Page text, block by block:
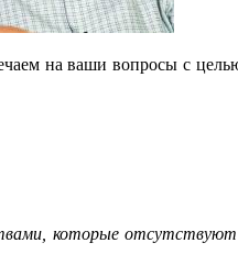
на ваши вопросы с целью
которые